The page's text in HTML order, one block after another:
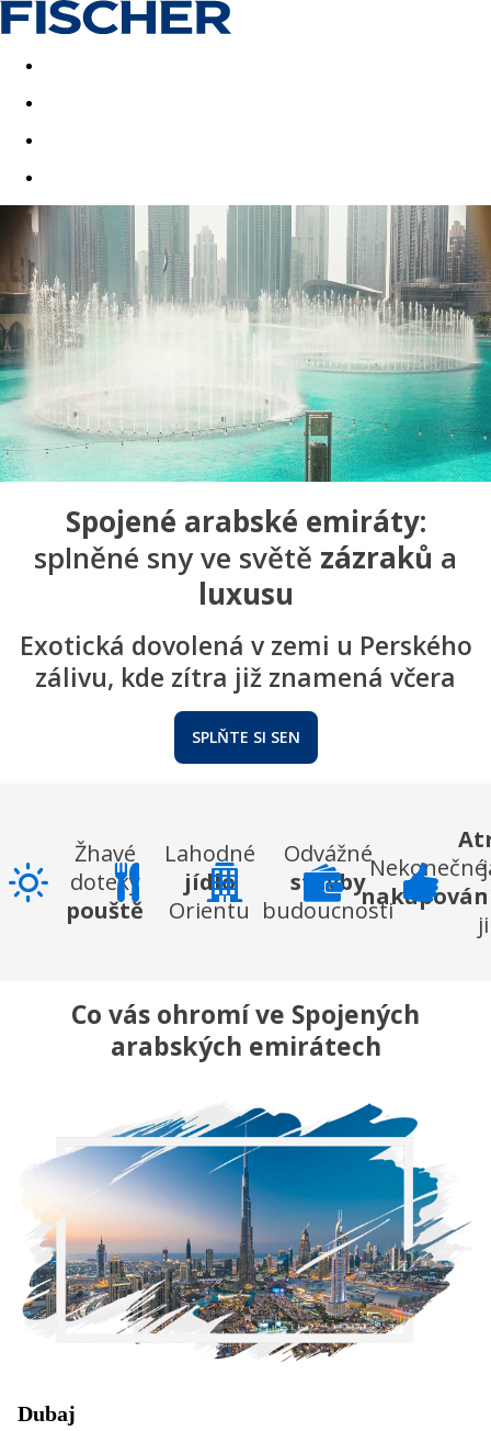
Akční nabídky Last minute
Spojené arabské emiráty:
splněné sny ve světě zázraků a
luxusu
Exotická dovolená v zemi u Perského
zálivu, kde zítra již znamená včera
SPLŇTE SI SEN
Žhavé
doteky
pouště
Lahodné
jídlo
Orientu
Odvážné
stavby
budoucnosti
Nekonečné
Co vás ohromí ve Spojených
arabských emirátech
Dubaj